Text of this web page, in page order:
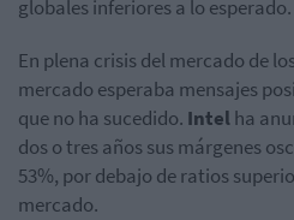
globales inferiores a lo esperado.
En plena crisis del mercado de
mercado esperaba mensajes
que no ha sucedido. Intelha
dos o tres años sus márgenes
53%, por debajo de ratios
mercado.